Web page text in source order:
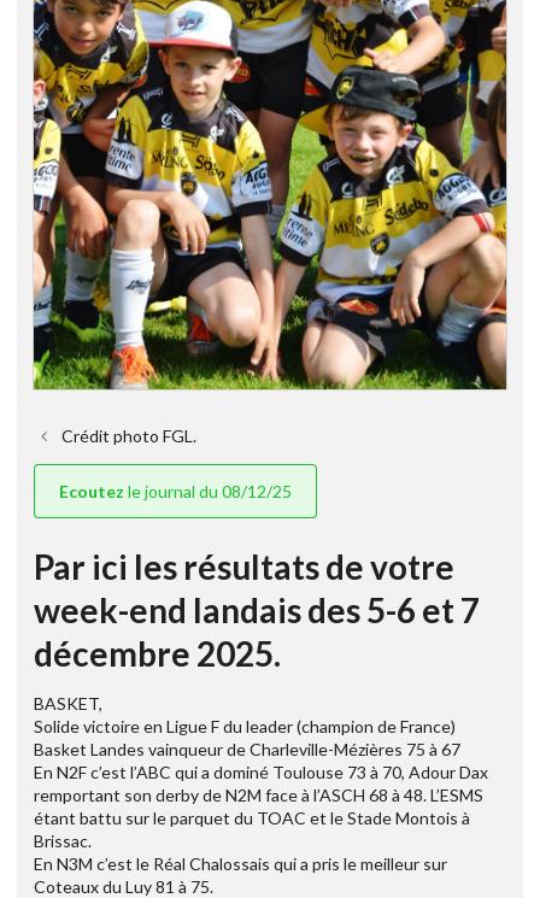
Crédit photo FGL.
Ecoutez le journal du 08/12/25
Par ici les résultats de votre
week-end landais des 5-6 et 7
décembre 2025.
BASKET,
Solide victoire en Ligue F du leader (champion de France)
Basket Landes vainqueur de Charleville-Mézières 75 à 67
En N2F c’est l’ABC qui a dominé Toulouse 73 à 70, Adour Dax
remportant son derby de N2M face à l’ASCH 68 à 48. L’ESMS
étant battu sur le parquet du TOAC et le Stade Montois à
Brissac.
En N3M c’est le Réal Chalossais qui a pris le meilleur sur
Coteaux du Luy 81 à 75.